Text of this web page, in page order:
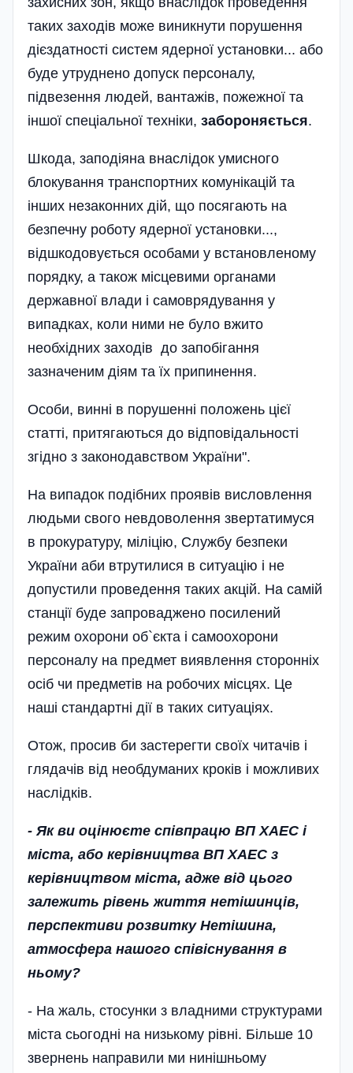
таких заходів може виникнути порушення
дієздатності систем ядерної установки... або
буде утруднено допуск персоналу,
підвезення людей, вантажів, пожежної та
іншої спеціальної техніки, забороняється.
Шкода, заподіяна внаслідок умисного
блокування транспортних комунікацій та
інших незаконних дій, що посягають на
безпечну роботу ядерної установки...,
відшкодовується особами у встановленому
порядку, а також місцевими органами
державної влади і самоврядування у
випадках, коли ними не було вжито
необхідних заходів до запобігання
зазначеним діям та їх припинення.
Особи, винні в порушенні положень цієї
статті, притягаються до відповідальності
згідно з законодавством України".
На випадок подібних проявів висловлення
людьми свого невдоволення звертатимуся
в прокуратуру, міліцію, Службу безпеки
України аби втрутилися в ситуацію і не
допустили проведення таких акцій. На самій
станції буде запроваджено посилений
режим охорони об`єкта і самоохорони
персоналу на предмет виявлення сторонніх
осіб чи предметів на робочих місцях. Це
наші стандартні дії в таких ситуаціях.
Отож, просив би застерегти своїх читачів і
глядачів від необдуманих кроків і можливих
наслідків.
- Як ви оцінюєте співпрацю ВП ХАЕС і
міста, або керівництва ВП ХАЕС з
керівництвом міста, адже від цього
залежить рівень життя нетішинців,
перспективи розвитку Нетішина,
атмосфера нашого співіснування в
ньому?
- На жаль, стосунки з владними структурами
міста сьогодні на низькому рівні. Більше 10
звернень направили ми нинішньому